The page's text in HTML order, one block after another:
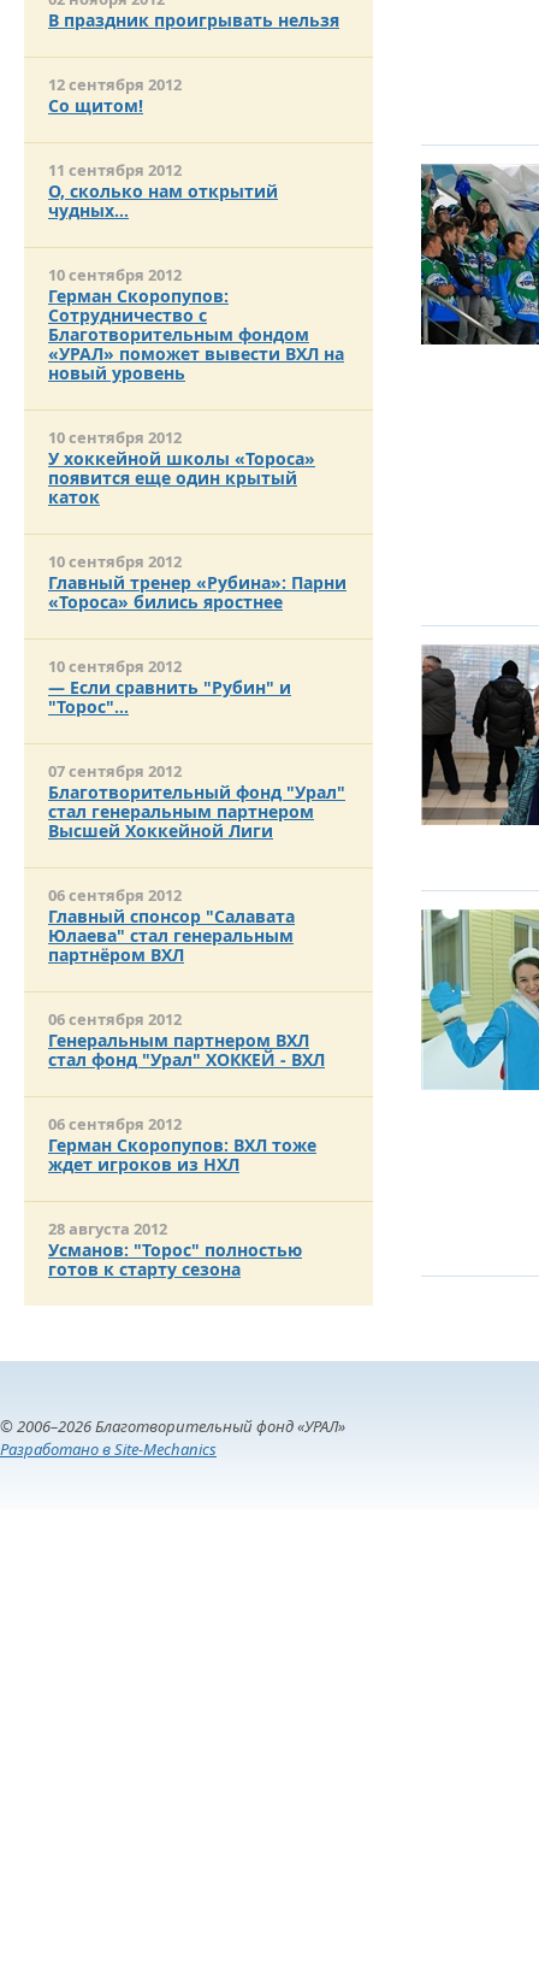
В праздник проигрывать нельзя
12 сентября 2012
Со щитом!
11 сентября 2012
О, сколько нам открытий
чудных…
10 сентября 2012
Герман Скоропупов:
Сотрудничество с
Благотворительным фондом
«УРАЛ» поможет вывести ВХЛ на
новый уровень
10 сентября 2012
У хоккейной школы «Тороса»
появится еще один крытый
каток
10 сентября 2012
Главный тренер «Рубина»: Парни
«Тороса» бились яростнее
10 сентября 2012
— Если сравнить "Рубин" и
"Торос"…
07 сентября 2012
Благотворительный фонд "Урал"
стал генеральным партнером
Высшей Хоккейной Лиги
06 сентября 2012
Главный спонсор "Салавата
Юлаева" стал генеральным
партнёром ВХЛ
06 сентября 2012
Генеральным партнером ВХЛ
стал фонд "Урал" ХОККЕЙ - ВХЛ
06 сентября 2012
Герман Скоропупов: ВХЛ тоже
ждет игроков из НХЛ
28 августа 2012
Усманов: "Торос" полностью
готов к старту сезона
© 2006–2026 Благотворительный фонд «УРАЛ»
Разработано в Site-Mechanics